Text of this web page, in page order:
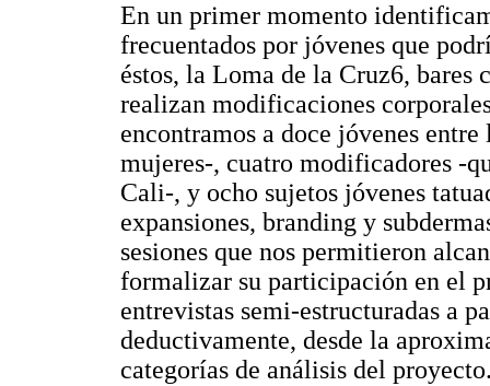
En un primer momento
frecuentados por jóvenes que
éstos, la Loma de la Cruz6, bares
realizan modificaciones
encontramos a doce jóvenes
mujeres-, cuatro modificadores -
Cali-, y ocho sujetos jóvenes
expansiones, branding y
sesiones que nos permitieron
formalizar su participación en el
entrevistas semi-estructuradas a
deductivamente, desde la
categorías de análisis del